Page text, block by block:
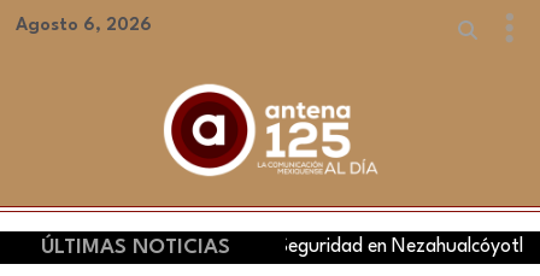
Agosto 6, 2026
ÚLTIMAS NOTICIAS
Internacional de Seguridad en Nezahualcóyotl